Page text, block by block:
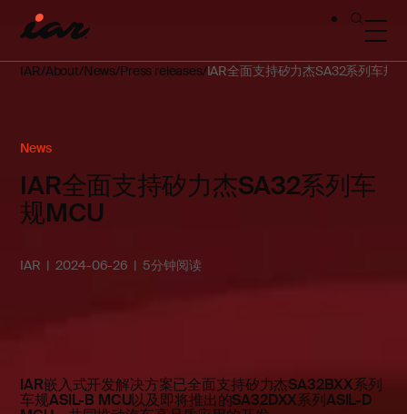
IAR About News Press releases IAR全面支持矽力杰SA32系列车规
News
IAR全面支持矽力杰SA32系列车
规MCU
IAR 2024-06-26 5分钟阅读
IAR嵌入式开发解决方案已全面支持矽力杰SA32BXX系列
车规ASIL-B MCU以及即将推出的SA32DXX系列ASIL-D